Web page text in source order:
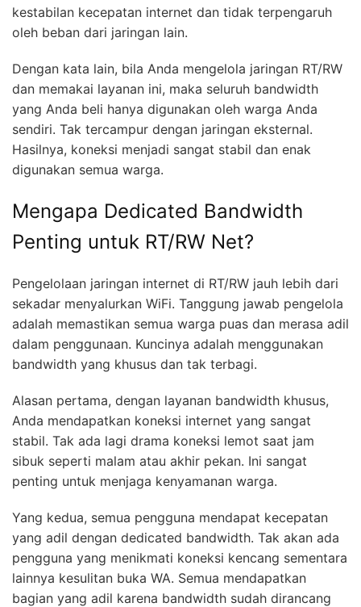
kestabilan kecepatan internet dan tidak terpengaruh
oleh beban dari jaringan lain.
Dengan kata lain, bila Anda mengelola jaringan RT/RW
dan memakai layanan ini, maka seluruh bandwidth
yang Anda beli hanya digunakan oleh warga Anda
sendiri. Tak tercampur dengan jaringan eksternal.
Hasilnya, koneksi menjadi sangat stabil dan enak
digunakan semua warga.
Mengapa Dedicated Bandwidth
Penting untuk RT/RW Net?
Pengelolaan jaringan internet di RT/RW jauh lebih dari
sekadar menyalurkan WiFi. Tanggung jawab pengelola
adalah memastikan semua warga puas dan merasa adil
dalam penggunaan. Kuncinya adalah menggunakan
bandwidth yang khusus dan tak terbagi.
Alasan pertama, dengan layanan bandwidth khusus,
Anda mendapatkan koneksi internet yang sangat
stabil. Tak ada lagi drama koneksi lemot saat jam
sibuk seperti malam atau akhir pekan. Ini sangat
penting untuk menjaga kenyamanan warga.
Yang kedua, semua pengguna mendapat kecepatan
yang adil dengan dedicated bandwidth. Tak akan ada
pengguna yang menikmati koneksi kencang sementara
lainnya kesulitan buka WA. Semua mendapatkan
bagian yang adil karena bandwidth sudah dirancang